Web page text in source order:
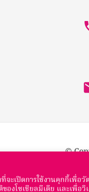
©
เปิดการใช้งานคุกกี้เพื่อวั
โซเชียลมีเดีย และเพื่อวิ